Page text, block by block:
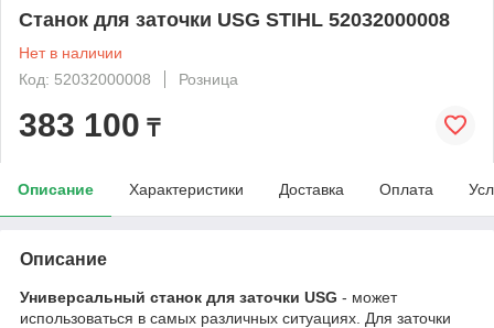
Станок для заточки USG STIHL 52032000008
Нет в наличии
Код: 52032000008
Розница
383 100 ₸
Описание Характеристики Доставка Оплата
Описание
Универсальный станок для заточки USG - может
использоваться в самых различных ситуациях. Для заточки